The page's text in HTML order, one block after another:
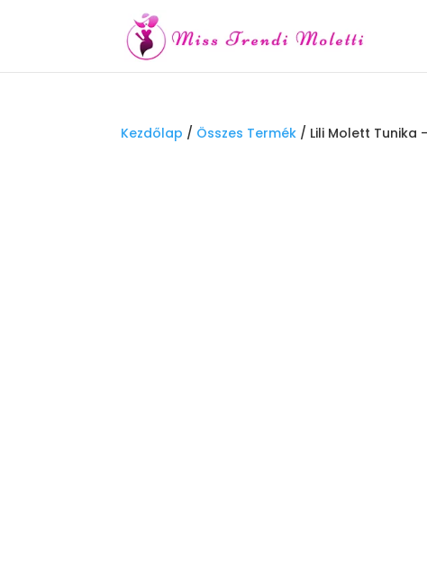
Kezdőlap / Összes Termék / Lili Molett Tunika